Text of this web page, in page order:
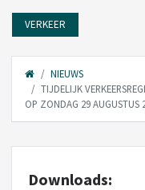
VERKEER
NIEUWS
TIJDELIJK
OP ZONDAG 29 AUGUSTUS
Downloads: